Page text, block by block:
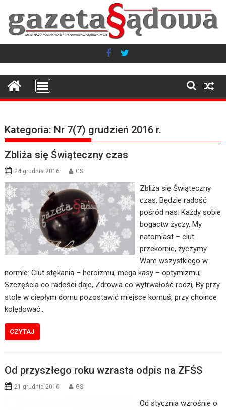
content
Kategoria: Nr 7(7) grudzień 2016 r.
Zbliża się Świąteczny czas
24 grudnia 2016 GS
Zbliża się Świąteczny
czas, Będzie radość
pośród nas: Każdy sobie
bogactw życzy, My
natomiast – ciut
przekornie, życzymy
Wam wszystkiego w
normie: Ciut stękania – heroizmu, mega kasy – optymizmu;
Szczęścia co radości daje, Zdrowia co wytrwałość rodzi, By przy
stole w ciepłym domu pozostawić miejsce komuś, przy choince
kolędować…
CZYTAJ
Od przyszłego roku wzrasta odpis na ZFŚS
21 grudnia 2016 GS
Od stycznia wzrośnie o